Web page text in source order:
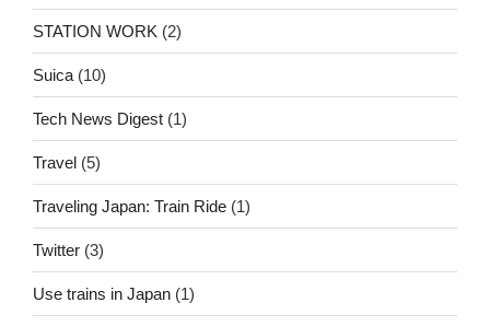
STATION WORK (2)
Suica (10)
Tech News Digest (1)
Travel (5)
Traveling Japan: Train Ride (1)
Twitter (3)
Use trains in Japan (1)